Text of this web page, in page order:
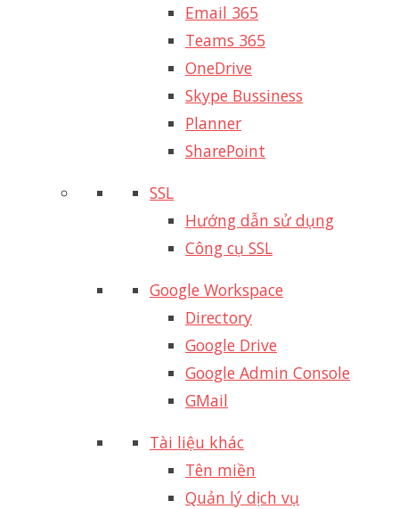
Email 365
Teams 365
OneDrive
Skype Bussiness
Planner
SharePoint
SSL
Hướng dẫn sử dụng
Công cụ SSL
Google Workspace
Directory
Google Drive
Google Admin Console
GMail
Tài liệu khác
Tên miền
Quản lý dịch vụ